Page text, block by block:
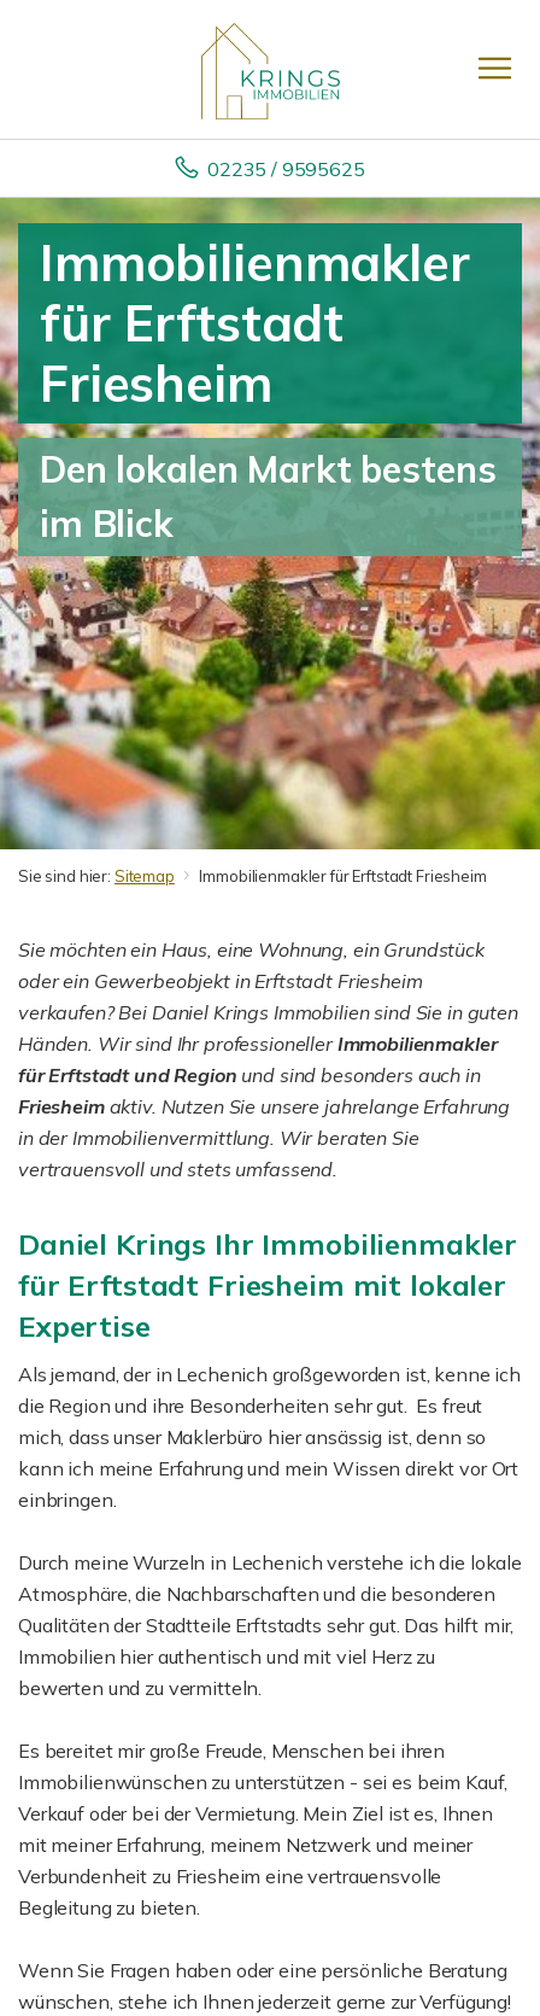
02235 / 9595625
Immobilienmakler
für Erftstadt
Friesheim
Den lokalen Markt bestens
im Blick
Sie sind hier: Sitemap Immobilienmakler für Erftstadt Friesheim
Sie möchten ein Haus, eine Wohnung, ein Grundstück
oder ein Gewerbeobjekt in Erftstadt Friesheim
verkaufen? Bei Daniel Krings Immobilien sind Sie in guten
Händen. Wir sind Ihr professionellerImmobilienmakler
für Erftstadt und Region und sind besonders auch in
Friesheim aktiv. Nutzen Sie unsere jahrelange Erfahrung
in der Immobilienvermittlung. Wir beraten Sie
vertrauensvoll und stets umfassend.
Daniel Krings Ihr Immobilienmakler
für Erftstadt Friesheim mit lokaler
Expertise
Als jemand, der in Lechenich großgeworden ist, kenne ich
die Region und ihre Besonderheiten sehr gut. Es freut
mich, dass unser Maklerbüro hier ansässig ist, denn so
kann ich meine Erfahrung und mein Wissen direkt vor Ort
einbringen.
Durch meine Wurzeln in Lechenich verstehe ich die lokale
Atmosphäre, die Nachbarschaften und die besonderen
Qualitäten der Stadtteile Erftstadts sehr gut. Das hilft mir,
Immobilien hier authentisch und mit viel Herz zu
bewerten und zu vermitteln.
Es bereitet mir große Freude, Menschen bei ihren
Immobilienwünschen zu unterstützen - sei es beim Kauf,
Verkauf oder bei der Vermietung. Mein Ziel ist es, Ihnen
mit meiner Erfahrung, meinem Netzwerk und meiner
Verbundenheit zu Friesheim eine vertrauensvolle
Begleitung zu bieten.
Wenn Sie Fragen haben oder eine persönliche Beratung
wünschen, stehe ich Ihnen jederzeit gerne zur Verfügung!